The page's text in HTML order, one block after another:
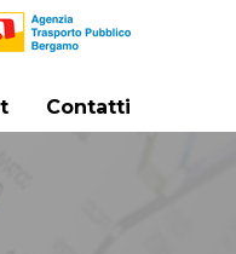
Contatti